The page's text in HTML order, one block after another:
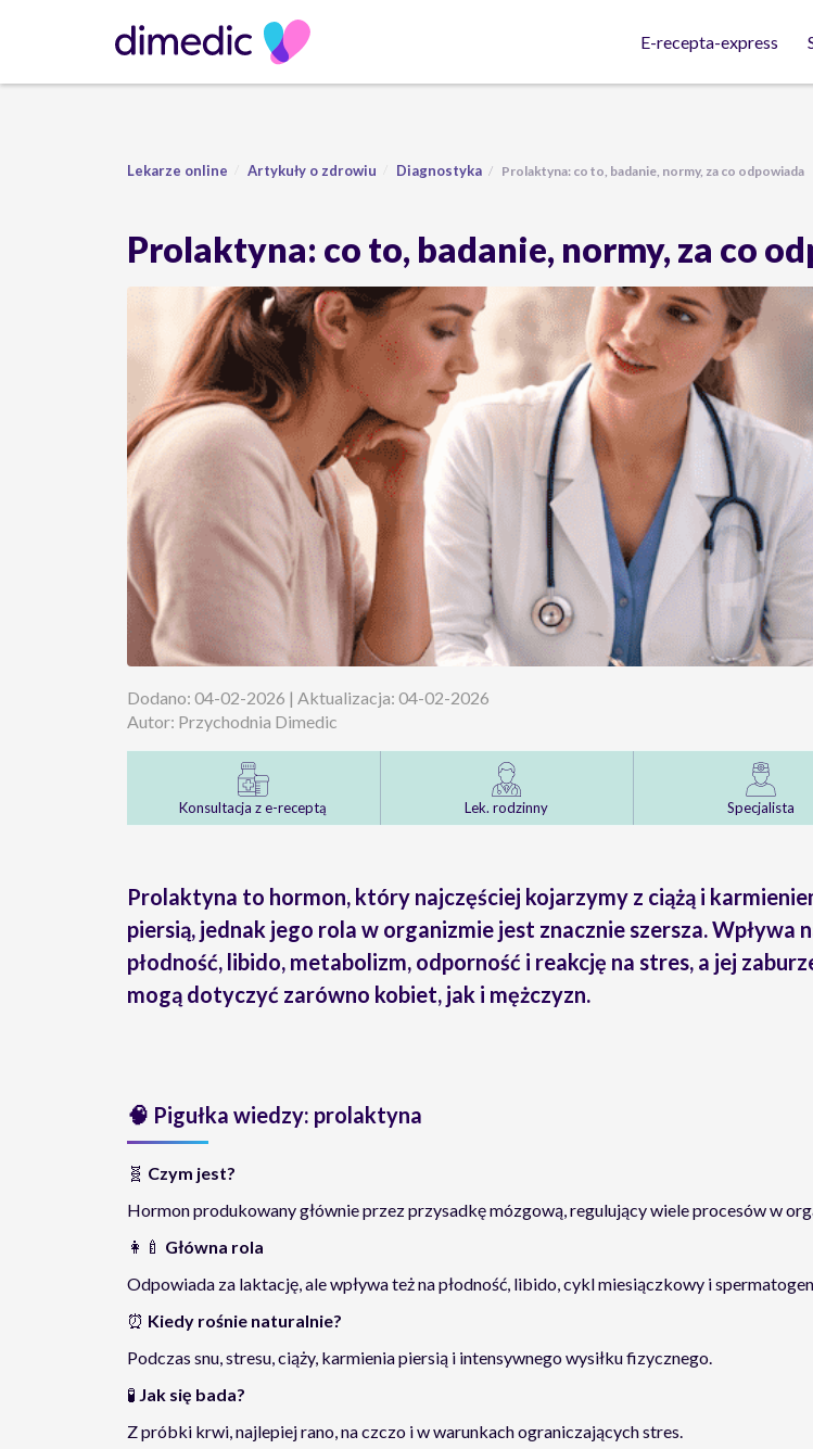
E-recepta-express
Lekarze online Artykuły o zdrowiu Diagnostyka Prolaktyna: co to, badanie, normy, za co odpowiada
Prolaktyna: co to, badanie, normy, za co
Dodano: 04-02-2026 | Aktualizacja: 04-02-2026
Autor: Przychodnia Dimedic
Konsultacja z e-receptą Lek. rodzinny Specjalista
Prolaktyna to hormon, który najczęściej kojarzymy z ciążą i
piersią, jednak jego rola w organizmie jest znacznie szersza. Wpływa
płodność, libido, metabolizm, odporność i reakcję na stres, a jej
mogą dotyczyć zarówno kobiet, jak i mężczyzn.
🧠 Pigułka wiedzy: prolaktyna
🧬 Czym jest?
Hormon produkowany głównie przez przysadkę mózgową, regulujący wiele procesów w
👩‍🍼 Główna rola
Odpowiada za laktację, ale wpływa też na płodność, libido, cykl miesiączkowy i
⏰ Kiedy rośnie naturalnie?
Podczas snu, stresu, ciąży, karmienia piersią i intensywnego wysiłku fizycznego.
🧪 Jak się bada?
Z próbki krwi, najlepiej rano, na czczo i w warunkach ograniczających stres.